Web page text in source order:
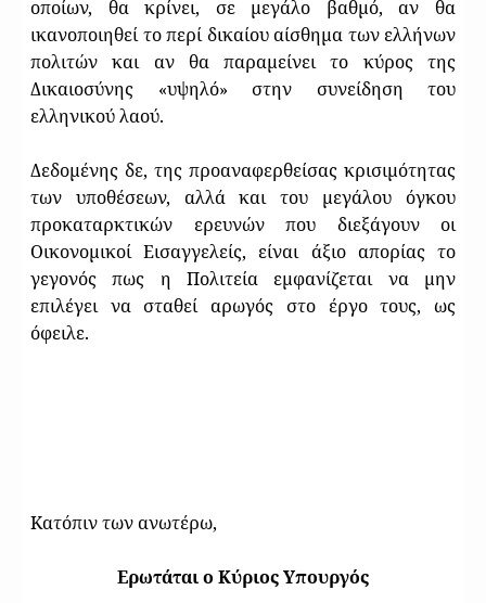
οποίων, θα κρίνει, σε μεγάλο βαθμό, αν θα
ικανοποιηθεί το περί δικαίου αίσθημα των ελλήνων
πολιτών και αν θα παραμείνει το κύρος της
Δικαιοσύνης «υψηλό» στην συνείδηση του
ελληνικού λαού.
Δεδομένης δε, της προαναφερθείσας κρισιμότητας
των υποθέσεων, αλλά και του μεγάλου όγκου
προκαταρκτικών ερευνών που διεξάγουν οι
Οικονομικοί Εισαγγελείς, είναι άξιο απορίας το
γεγονός πως η Πολιτεία εμφανίζεται να μην
επιλέγει να σταθεί αρωγός στο έργο τους, ως
όφειλε.
Κατόπιν των ανωτέρω,
Ερωτάται ο Κύριος Υπουργός